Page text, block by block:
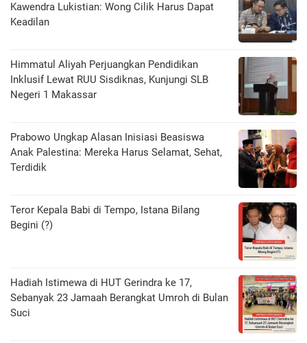
Kawendra Lukistian: Wong Cilik Harus Dapat
Keadilan
Himmatul Aliyah Perjuangkan Pendidikan
Inklusif Lewat RUU Sisdiknas, Kunjungi SLB
Negeri 1 Makassar
Prabowo Ungkap Alasan Inisiasi Beasiswa
Anak Palestina: Mereka Harus Selamat, Sehat,
Terdidik
Teror Kepala Babi di Tempo, Istana Bilang
Begini (?)
Hadiah Istimewa di HUT Gerindra ke 17,
Sebanyak 23 Jamaah Berangkat Umroh di Bulan
Suci